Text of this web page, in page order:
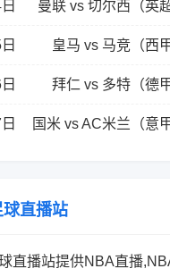
曼联 vs 切尔西（英超
皇马 vs 马竞（西甲
拜仁 vs 多特（德甲
国米 vs AC米兰（意甲
球直播站
直播站提供NBA直播